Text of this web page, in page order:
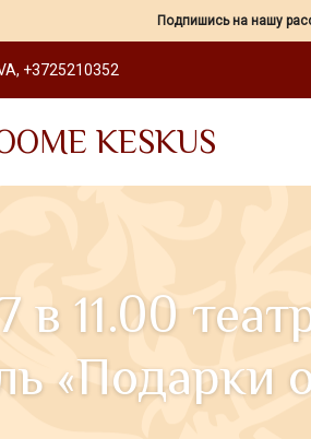
+3725210352
KESKUS
в 11.00
«Подарки
Подпишись на нашу